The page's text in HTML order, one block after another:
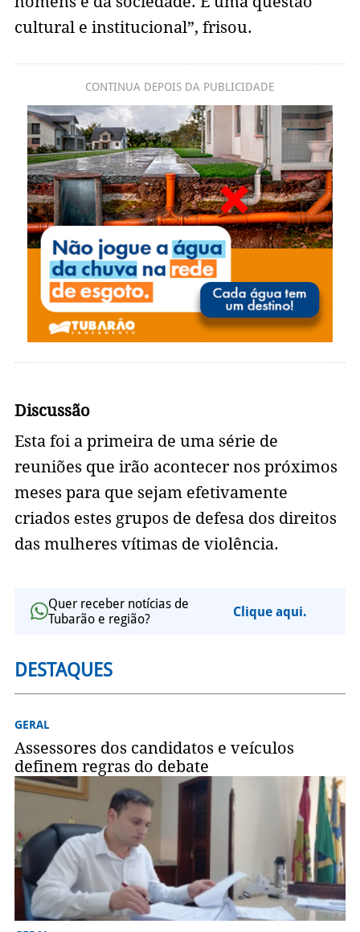
cultural e institucional”, frisou.
CONTINUA DEPOIS DA PUBLICIDADE
Discussão
Esta foi a primeira de uma série de
reuniões que irão acontecer nos próximos
meses para que sejam efetivamente
criados estes grupos de defesa dos direitos
das mulheres vítimas de violência.
Quer receber notícias de
Tubarão e região?
Clique aqui.
DESTAQUES
GERAL
Assessores dos candidatos e veículos
definem regras do debate